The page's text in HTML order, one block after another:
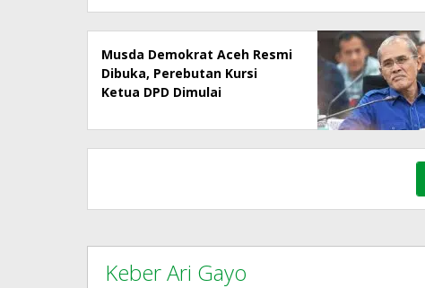
Musda Demokrat Aceh Resmi
Dibuka, Perebutan Kursi
Ketua DPD Dimulai
Keber Ari Gayo